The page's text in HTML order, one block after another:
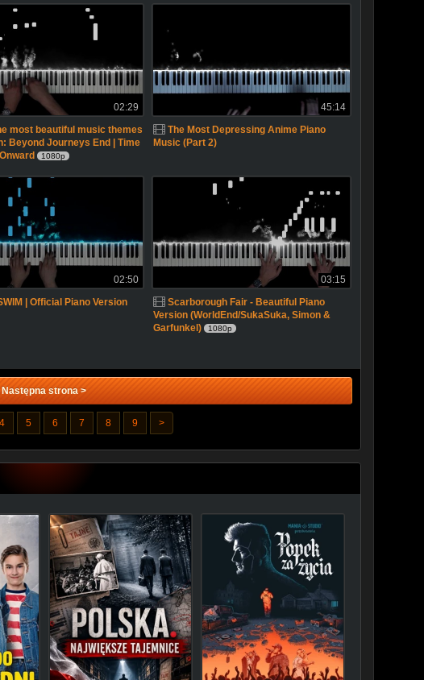
02:29
most beautiful music themes
Beyond Journeys End | Time
1080p
45:14
The Most Depressing Anime Piano
Music (Part 2)
02:50
| Official Piano Version
03:15
Scarborough Fair - Beautiful Piano
Version (WorldEnd/SukaSuka, Simon &
Garfunkel)
1080p
Następna strona >
4 5 6 7 8 9 >